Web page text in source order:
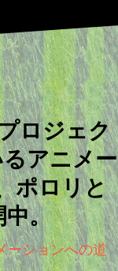
ロジェク
アニメー
ポロリと
。
ーションへの道